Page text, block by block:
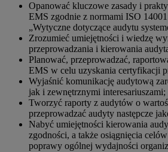
Opanować kluczowe zasady i
EMS zgodnie z normami ISO
„Wytyczne dotyczące audytu
Zrozumieć umiejętności i wiedzę
przeprowadzania i kierowania
Planować, przeprowadzać,
EMS w celu uzyskania certyfikacji
Wyjaśnić komunikację audytową
jak i zewnętrznymi interesariuszami;
Tworzyć raporty z audytów o
przeprowadzać audyty następcze
Nabyć umiejętności kierowania
zgodności, a także osiągnięcia
poprawy ogólnej wydajności